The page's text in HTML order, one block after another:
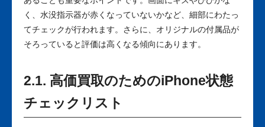
く、水没指示器が赤くなっていないかなど、細部にわたっ
てチェックが行われます。さらに、オリジナルの付属品が
そろっていると評価は高くなる傾向にあります。
2.1. 高価買取のためのiPhone状態
チェックリスト